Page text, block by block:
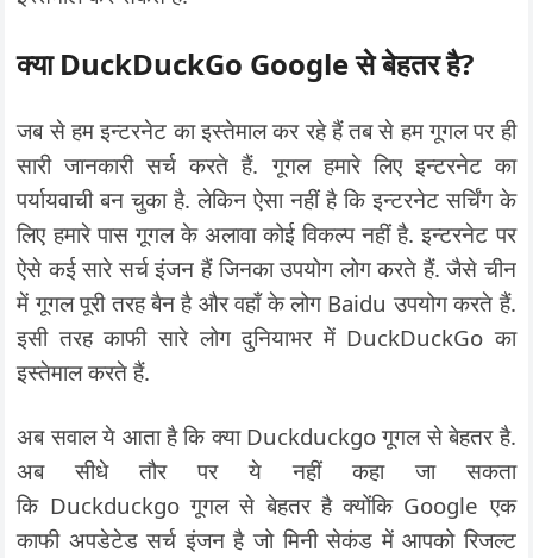
क्या DuckDuckGo Google से बेहतर है?
जब से हम इन्टरनेट का इस्तेमाल कर रहे हैं तब से हम गूगल पर ही
सारी जानकारी सर्च करते हैं. गूगल हमारे लिए इन्टरनेट का
पर्यायवाची बन चुका है. लेकिन ऐसा नहीं है कि इन्टरनेट सर्चिंग के
लिए हमारे पास गूगल के अलावा कोई विकल्प नहीं है. इन्टरनेट पर
ऐसे कई सारे सर्च इंजन हैं जिनका उपयोग लोग करते हैं. जैसे चीन
में गूगल पूरी तरह बैन है और वहाँ के लोग Baidu उपयोग करते हैं.
इसी तरह काफी सारे लोग दुनियाभर में DuckDuckGo का
इस्तेमाल करते हैं.
अब सवाल ये आता है कि क्या Duckduckgo गूगल से बेहतर है.
अब सीधे तौर पर ये नहीं कहा जा सकता
कि Duckduckgo गूगल से बेहतर है क्योंकि Google एक
काफी अपडेटेड सर्च इंजन है जो मिनी सेकंड में आपको रिजल्ट